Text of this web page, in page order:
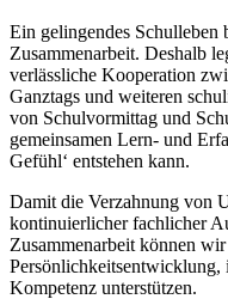
Ein gelingendes Schulleben
Zusammenarbeit. Deshalb
verlässliche Kooperation
Ganztags und weiteren
von Schulvormittag und
gemeinsamen Lern- und
Gefühl‘ entstehen kann.
Damit die Verzahnung von
kontinuierlicher fachlicher
Zusammenarbeit können
Kompetenz unterstützen.